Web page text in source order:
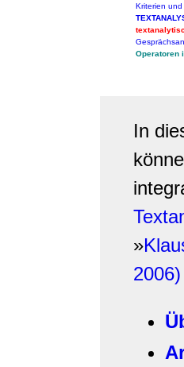
Kriterien
Operatoren
In
»
2006)